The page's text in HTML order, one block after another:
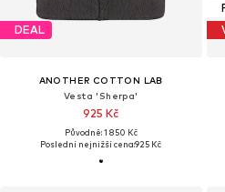
DEAL
ANOTHER COTTON LAB
Vesta 'Sherpa'
925 Kč
Původně: 1 850 Kč
Poslední nejnižší cena:925 Kč